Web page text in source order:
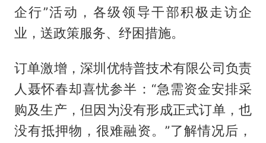
企行”活动，各级领导干部积极走访企
业，送政策服务、纾困措施。
订单激增，深圳优特普技术有限公司负责
人聂怀春却喜忧参半：“急需资金安排采
购及生产，但因为没有形成正式订单，也
没有抵押物，很难融资。”了解情况后，